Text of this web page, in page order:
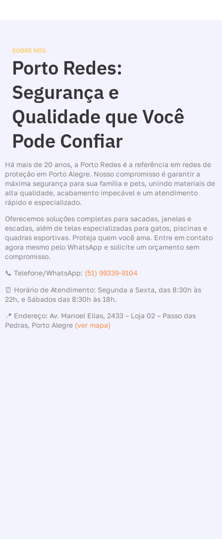
SOBRE NÓS
Porto Redes:
Segurança e
Qualidade que Você
Pode Confiar
Há mais de 20 anos, a Porto Redes é a referência em redes de
proteção em Porto Alegre. Nosso compromisso é garantir a
máxima segurança para sua família e pets, unindo materiais de
alta qualidade, acabamento impecável e um atendimento
rápido e especializado.
Oferecemos soluções completas para sacadas, janelas e
escadas, além de telas especializadas para gatos, piscinas e
quadras esportivas. Proteja quem você ama. Entre em contato
agora mesmo pelo WhatsApp e solicite um orçamento sem
compromisso.
📞 Telefone/WhatsApp: (51) 99339-9104
⏰ Horário de Atendimento: Segunda a Sexta, das 8:30h às
22h, e Sábados das 8:30h às 18h.
📍 Endereço: Av. Manoel Elias, 2433 – Loja 02 – Passo das
Pedras, Porto Alegre (ver mapa)